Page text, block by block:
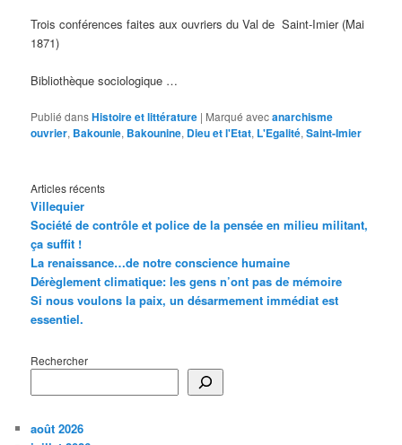
Trois conférences faites aux ouvriers du Val de Saint-Imier (Mai
1871)
Bibliothèque sociologique …
Publié dansHistoire et littérature | Marqué avecanarchisme
ouvrier, Bakounie, Bakounine, Dieu et l'Etat, L'Egalité,Saint-Imier
Articles récents
Villequier
Société de contrôle et police de la pensée en milieu militant,
ça suffit !
La renaissance…de notre conscience humaine
Dérèglement climatique: les gens n’ont pas de mémoire
Si nous voulons la paix, un désarmement immédiat est
essentiel.
Rechercher
août 2026